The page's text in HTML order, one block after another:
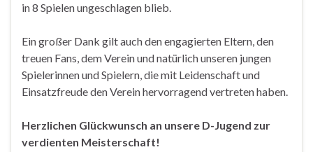
in 8 Spielen ungeschlagen blieb.
Ein großer Dank gilt auch den engagierten Eltern, den
treuen Fans, dem Verein und natürlich unseren jungen
Spielerinnen und Spielern, die mit Leidenschaft und
Einsatzfreude den Verein hervorragend vertreten haben.
Herzlichen Glückwunsch an unsere D-Jugend zur
verdienten Meisterschaft!